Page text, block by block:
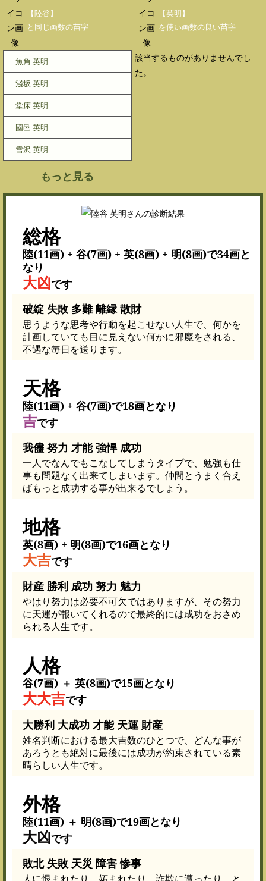
【陸谷】
と同じ画数の苗字
魚角 英明
淺坂 英明
堂床 英明
國邑 英明
雪沢 英明
もっと見る
【英明】
を使い画数の良い苗字
該当するものがありませんでし
た。
総格
陸(11画) + 谷(7画) + 英(8画) + 明(8画)で34画と
なり
大凶です
破綻 失敗 多難 離縁 散財
思うような思考や行動を起こせない人生で、何かを
計画していても目に見えない何かに邪魔をされる、
不遇な毎日を送ります。
天格
陸(11画) + 谷(7画)で18画となり
吉です
我儘 努力 才能 強悍 成功
一人でなんでもこなしてしまうタイプで、勉強も仕
事も問題なく出来てしまいます。仲間とうまく合え
ばもっと成功する事が出来るでしょう。
地格
英(8画) + 明(8画)で16画となり
大吉です
財産 勝利 成功 努力 魅力
やはり努力は必要不可欠ではありますが、その努力
に天運が報いてくれるので最終的には成功をおさめ
られる人生です。
人格
谷(7画) ＋ 英(8画)で15画となり
大大吉です
大勝利 大成功 才能 天運 財産
姓名判断における最大吉数のひとつで、どんな事が
あろうとも絶対に最後には成功が約束されている素
晴らしい人生です。
外格
陸(11画) ＋ 明(8画)で19画となり
大凶です
敗北 失敗 天災 障害 惨事